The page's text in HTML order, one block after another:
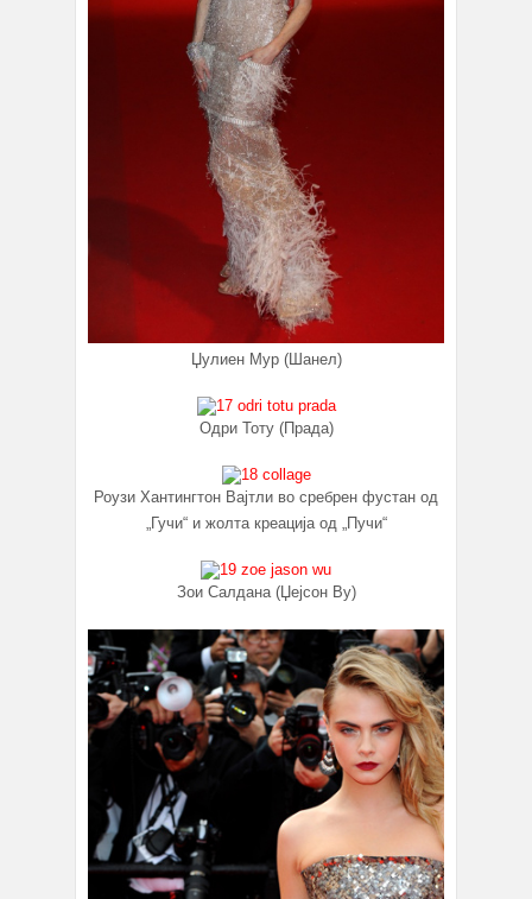
Џулиен Мур (Шанел)
Одри Тоту (Прада)
Роузи Хантингтон Вајтли во сребрен фустан од
„Гучи“ и жолта креација од „Пучи“
Зои Салдана (Џејсон Ву)